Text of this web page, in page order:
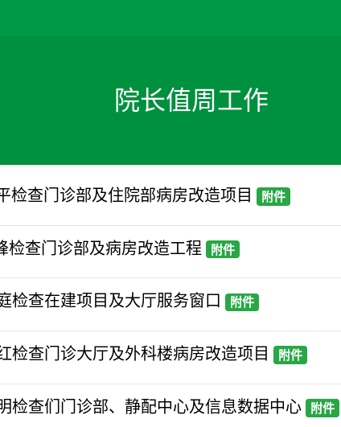
院长值周工作
查门诊部及住院部病房改造项目 附件
检查门诊部及病房改造工程 附件
检查在建项目及大厅服务窗口 附件
检查门诊大厅及外科楼病房改造项目 附件
检查们门诊部、静配中心及信息数据中心 附件